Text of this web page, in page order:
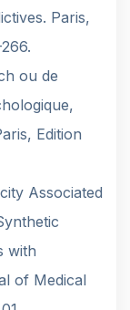
Paris,
ou de
Edition
Associated
with
of Medical